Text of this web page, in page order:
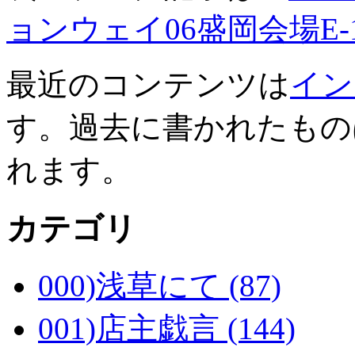
ョンウェイ06盛岡会場
最近のコンテンツはイ
す。過去に書かれたも
れます。
カテゴリ
000)浅草にて (87)
001)店主戯言 (144)